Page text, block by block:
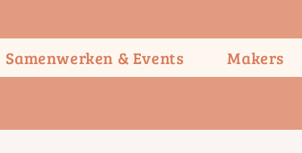
Samenwerken & Events Makers